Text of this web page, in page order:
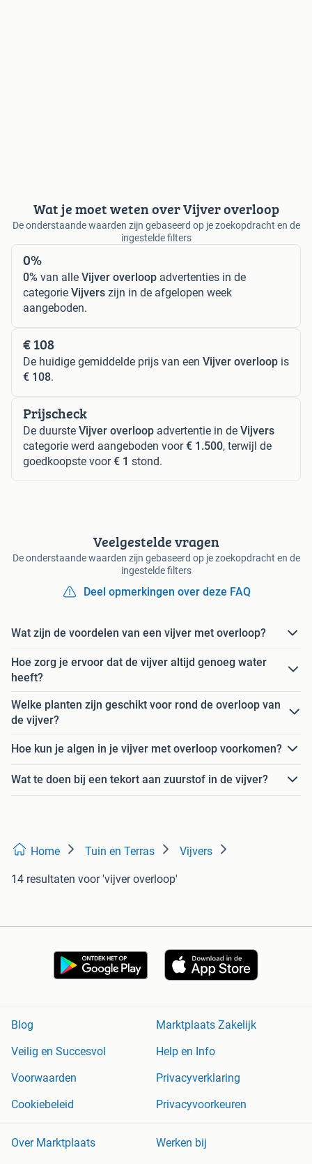
Wat je moet weten over Vijver overloop
De onderstaande waarden zijn gebaseerd op je zoekopdracht en de
ingestelde filters
0%
0% van alle Vijver overloop advertenties in de
categorie Vijvers zijn in de afgelopen week
aangeboden.
€ 108
De huidige gemiddelde prijs van een Vijver overloop is
€ 108.
Prijscheck
De duurste Vijver overloop advertentie in de Vijvers
categorie werd aangeboden voor€ 1.500, terwijl de
goedkoopste voor€ 1 stond.
Veelgestelde vragen
De onderstaande waarden zijn gebaseerd op je zoekopdracht en de
ingestelde filters
Deel opmerkingen over deze FAQ
Wat zijn de voordelen van een vijver met overloop?
Hoe zorg je ervoor dat de vijver altijd genoeg water
heeft?
Welke planten zijn geschikt voor rond de overloop van
de vijver?
Hoe kun je algen in je vijver met overloop voorkomen?
Wat te doen bij een tekort aan zuurstof in de vijver?
Home Tuin en Terras Vijvers
14 resultaten voor 'vijver overloop'
Blog
Marktplaats Zakelijk
Veilig en Succesvol
Help en Info
Voorwaarden
Privacyverklaring
Cookiebeleid
Privacyvoorkeuren
Over Marktplaats
Werken bij